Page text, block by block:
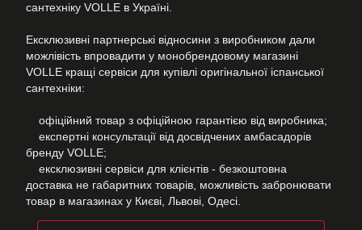
сантехніку VOLLE в Україні.
Ексклюзивні партнерські відносини з виробником дали
можлівість впровадити у монобрендовому магазині
VOLLE кращі сервіси для купівлі оригінальної іспанської
сантехніки:
офіційний товар з офіційною гарантією від виробника;
експертні консультації від досвідчених амбасадорів
бренду VOLLE;
ексклюзивні сервіси для клієнтів - безкоштовна
доставка не габаритних товарів, можливість забронювати
товар в магазинах у Києві, Львові, Одесі.